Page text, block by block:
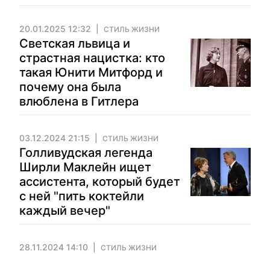
20.01.2025 12:32 СТИЛЬ ЖИЗНИ
Светская львица и
страстная нацистка: кто
такая Юнити Митфорд и
почему она была
влюблена в Гитлера
03.12.2024 21:15 СТИЛЬ ЖИЗНИ
Голливудская легенда
Ширли Маклейн ищет
ассистента, который будет
с ней "пить коктейли
каждый вечер"
28.11.2024 14:10 СТИЛЬ ЖИЗНИ